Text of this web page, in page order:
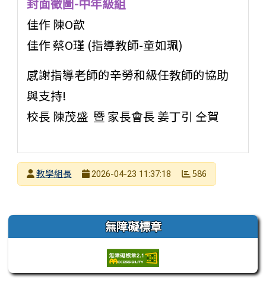
佳作 陳O歆
佳作 蔡O瑾 (指導教師-童如珮)
感謝指導老師的辛勞和級任教師的協助
與支持!
校長 陳茂盛 暨 家長會長 姜丁引 仝賀
發布者
教學組長
2026-04-23 11:37:18 586
左邊區域內容 無障礙標章